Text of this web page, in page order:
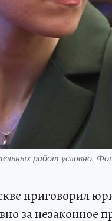
работ условно.
приговорил
за